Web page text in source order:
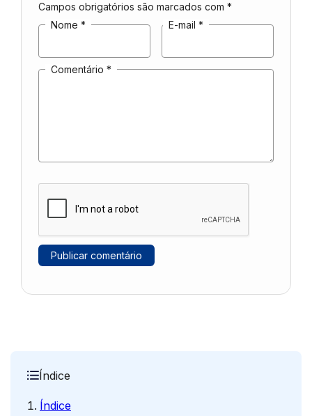
Campos obrigatórios são marcados com *
Nome * E-mail *
Comentário *
Índice
Índice